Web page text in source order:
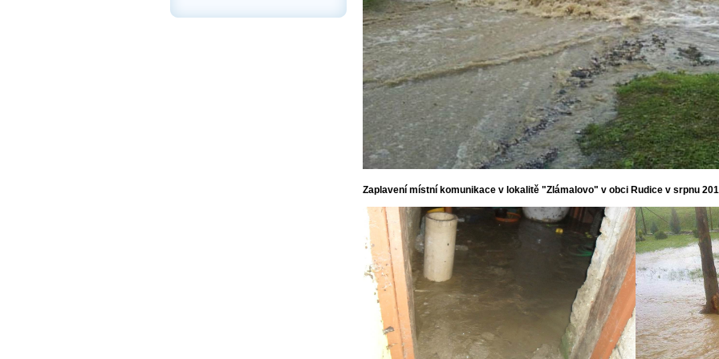
Zaplavení místní komunikace v lokalitě "Zlámalovo" v obci Rudice v srpnu